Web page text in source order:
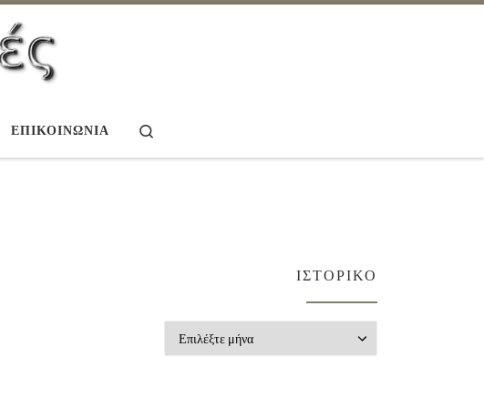
ΕΠΙΚΟΙΝΩΝΊΑ
ΙΣΤΟΡΙΚΌ